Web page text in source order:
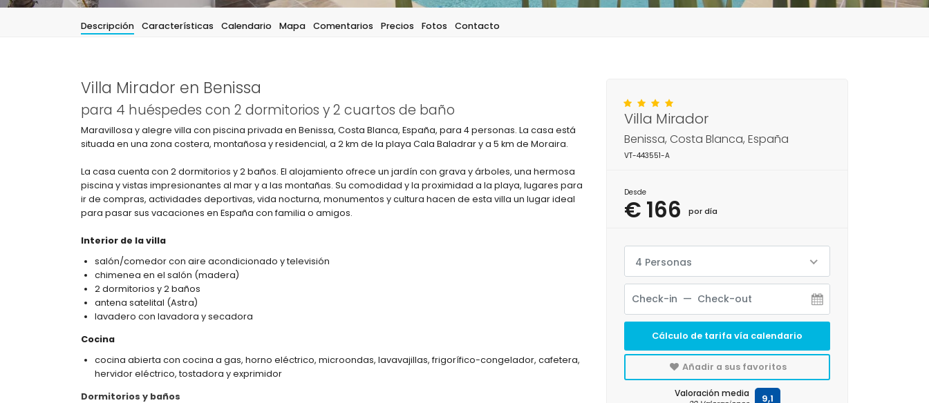
Descripción Características Calendario Mapa Comentarios Precios Fotos Contacto
Villa Mirador en Benissa
para 4 huéspedes con 2 dormitorios y 2 cuartos de baño
Maravillosa y alegre villa con piscina privada en Benissa, Costa Blanca, España, para 4 personas. La casa está
situada en una zona costera, montañosa y residencial, a 2 km de la playa Cala Baladrar y a 5 km de Moraira.
La casa cuenta con 2 dormitorios y 2 baños. El alojamiento ofrece un jardín con grava y árboles, una hermosa
piscina y vistas impresionantes al mar y a las montañas. Su comodidad y la proximidad a la playa, lugares para
ir de compras, actividades deportivas, vida nocturna, monumentos y cultura hacen de esta villa un lugar ideal
para pasar sus vacaciones en España con familia o amigos.
Interior de la villa
salón/comedor con aire acondicionado y televisión
chimenea en el salón (madera)
2 dormitorios y 2 baños
antena satelital (Astra)
lavadero con lavadora y secadora
Cocina
cocina abierta con cocina a gas, horno eléctrico, microondas, lavavajillas, frigorífico-congelador, cafetera,
hervidor eléctrico, tostadora y exprimidor
Dormitorios y baños
Villa Mirador
Benissa, Costa Blanca, España
VT-443551-A
Desde
€ 166 por día
4 Personas
Cálculo de tarifa vía calendario
Añadir a sus favoritos
Valoración media 9,1